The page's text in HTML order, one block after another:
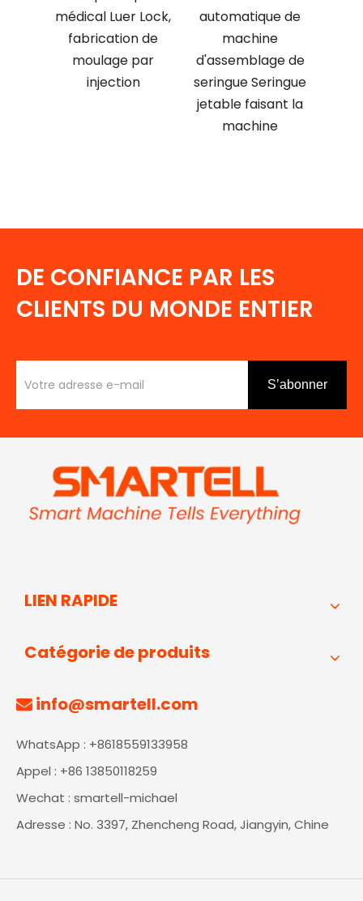
médical Luer Lock,
fabrication de
moulage par
injection
automatique de
machine
d'assemblage de
seringue Seringue
jetable faisant la
machine
DE CONFIANCE PAR LES
CLIENTS DU MONDE ENTIER
S’abonner
LIEN RAPIDE
Catégorie de produits
 info@smartell.com
WhatsApp : +8618559133958
Appel : +86 13850118259
Wechat : smartell-michael
Adresse : No. 3397, Zhencheng Road, Jiangyin, Chine